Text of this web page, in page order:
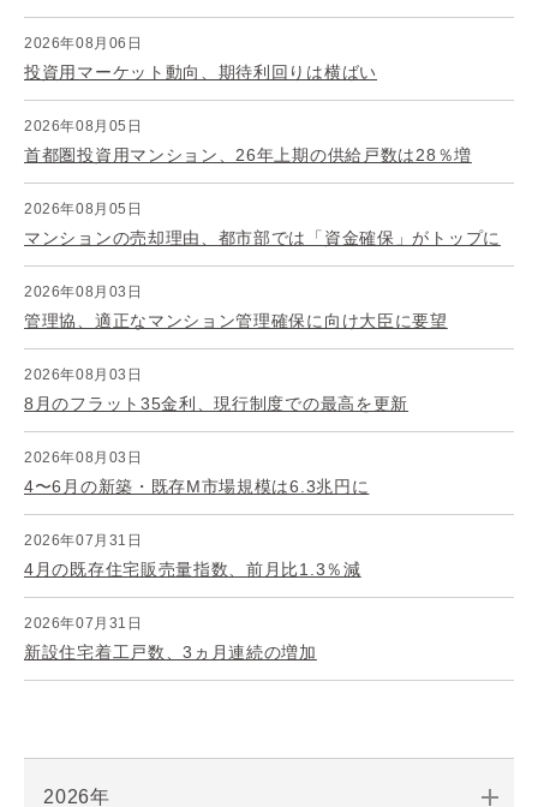
2026年08月06日
投資用マーケット動向、期待利回りは横ばい
2026年08月05日
首都圏投資用マンション、26年上期の供給戸数は28％増
2026年08月05日
マンションの売却理由、都市部では「資金確保」がトップに
2026年08月03日
管理協、適正なマンション管理確保に向け大臣に要望
2026年08月03日
8月のフラット35金利、現行制度での最高を更新
2026年08月03日
4〜6月の新築・既存M市場規模は6.3兆円に
2026年07月31日
4月の既存住宅販売量指数、前月比1.3％減
2026年07月31日
新設住宅着工戸数、3ヵ月連続の増加
2026年